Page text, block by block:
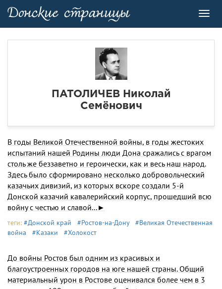
ПАТОЛИЧЕВ Николай
Семёнович
В годы Великой Отечественной войны, в годы жестоких
испытаний нашей Родины люди Дона сражались с врагом
столь же беззаветно и героически, как и весь наш народ.
Здесь было сформировано несколько добровольческий
казачьих дивизий, из которых вскоре создали 5-й
Донской казачий кавалерийский корпус, прошедший всю
войну с честью и славой...►
теги: #Донской край #Ростов-на-Дону
#Великая Отечественная
война
#Казаки #Холокост
До войны Ростов был одним из красивых и
благоустроенных городов на юге нашей страны. Общий
материальный урон в Ростове оценивался более чем в 3